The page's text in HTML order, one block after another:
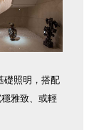
礎照明，搭配
雅致、或輕